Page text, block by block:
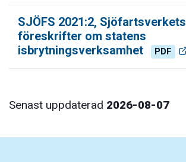
SJÖFS 2021:2, Sjöfartsverkets
föreskrifter om statens
isbrytningsverksamhet
PDF
Senast uppdaterad 2026-08-07